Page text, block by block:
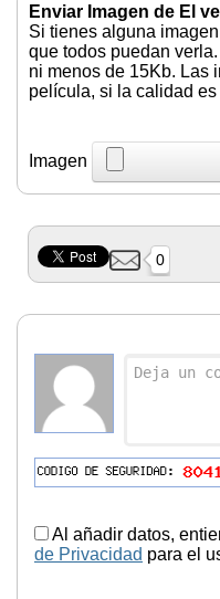
Enviar Imagen de El
Si tienes alguna
que todos puedan
ni menos de 15Kb. Las
película, si la calidad
Imagen
0
Al añadir datos,
de Privacidad para el